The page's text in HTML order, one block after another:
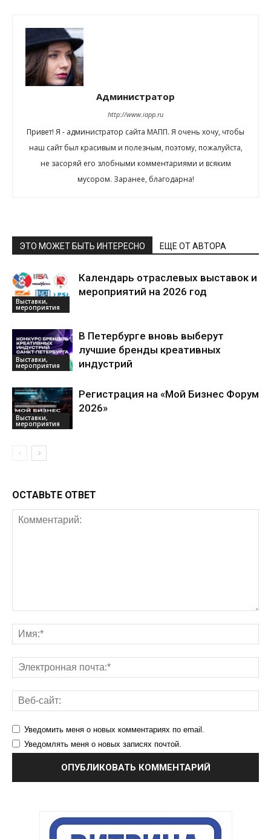
Администратор
http://www.iapp.ru
Привет! Я - администратор сайта МАПП. Я очень хочу, чтобы
наш сайт был красивым и полезным, поэтому, пожалуйста,
не засоряй его злобными комментариями и всяким
мусором. Заранее, благодарна!
ЭТО МОЖЕТ БЫТЬ ИНТЕРЕСНО ЕЩЕ ОТ АВТОРА
Выставки,
мероприятия
Календарь отраслевых выставок и
мероприятий на 2026 год
Выставки,
мероприятия
В Петербурге вновь выберут
лучшие бренды креативных
индустрий
Выставки,
мероприятия
Регистрация на «Мой Бизнес Форум
2026»
ОСТАВЬТЕ ОТВЕТ
Уведомить меня о новых комментариях по email.
Уведомлять меня о новых записях почтой.